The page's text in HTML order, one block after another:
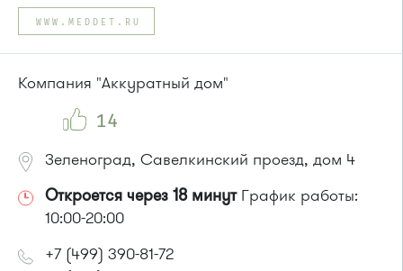
Автобусы № 2, 3, 9, 11, 19, 31, 32.
Маршрутка № 409м, 419м
или до остановки"Товары для дома":
Маршрутка № 408м, 419м, 476м
WWW.MEDDET.RU
Компания "Аккуратный дом"
14
Зеленоград, Савелкинский проезд, дом 4
Откроется через 18 минутГрафик работы:
10:00-20:00
+7 (499) 390-81-72